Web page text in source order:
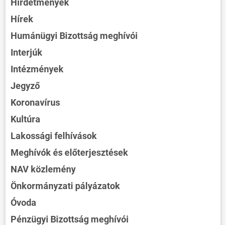
Hirdetmények
Hírek
Humánügyi Bizottság meghívói
Interjúk
Intézmények
Jegyző
Koronavírus
Kultúra
Lakossági felhívások
Meghívók és előterjesztések
NAV közlemény
Önkormányzati pályázatok
Óvoda
Pénzügyi Bizottság meghívói